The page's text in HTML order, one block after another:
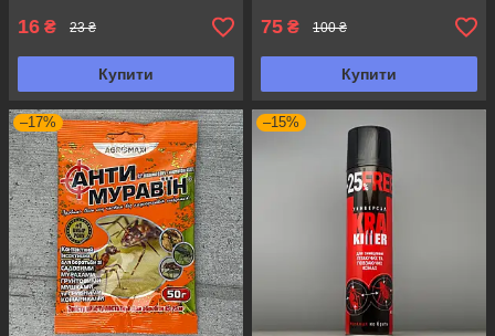
16 ₴ 23 ₴
Купити
75 ₴ 100 ₴
Купити
–17% –15%